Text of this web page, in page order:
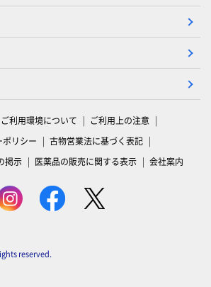
ご利用環境について
ご利用上の注意
ポリシー
古物営業法に基づく表記
掲示
医薬品の販売に関する表示 会社案内
reserved.